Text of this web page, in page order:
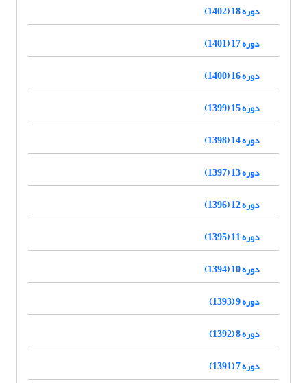
دوره 18 (1402)
دوره 17 (1401)
دوره 16 (1400)
دوره 15 (1399)
دوره 14 (1398)
دوره 13 (1397)
دوره 12 (1396)
دوره 11 (1395)
دوره 10 (1394)
دوره 9 (1393)
دوره 8 (1392)
دوره 7 (1391)